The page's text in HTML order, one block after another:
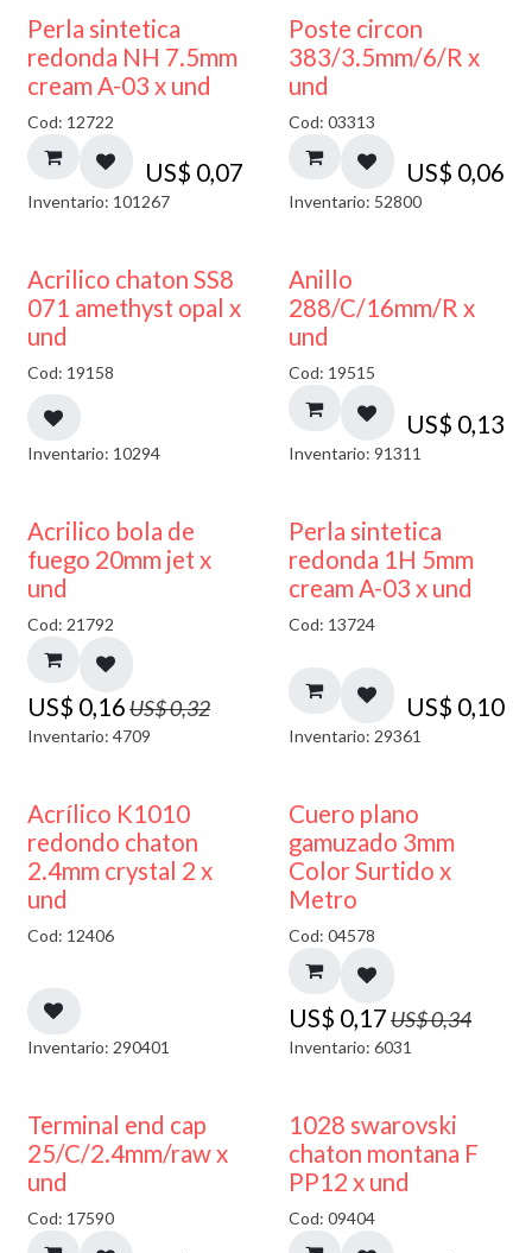
Perla sintetica
redonda NH 7.5mm
cream A-03 x und
Cod: 12722
US$ 0,07
Inventario: 101267
Poste circon
383/3.5mm/6/R x
und
Cod: 03313
US$ 0,06
Inventario: 52800
50% DESCUENTO
Acrilico chaton SS8
071 amethyst opal x
und
Cod: 19158
Inventario: 10294
Anillo
288/C/16mm/R x
und
Cod: 19515
US$ 0,13
Inventario: 91311
50% DESCUENTO
Acrilico bola de
fuego 20mm jet x
und
Cod: 21792
US$ 0,16US$0,32
Inventario: 4709
Perla sintetica
redonda 1H 5mm
cream A-03 x und
Cod: 13724
US$ 0,10
Inventario: 29361
50% DESCUENTO
Acrílico K1010
redondo chaton
2.4mm crystal 2 x
und
Cod: 12406
Inventario: 290401
50% DESCUENTO
Cuero plano
gamuzado 3mm
Color Surtido x
Metro
Cod: 04578
US$ 0,17US$0,34
Inventario: 6031
Terminal end cap
25/C/2.4mm/raw x
und
Cod: 17590
1028 swarovski
chaton montana F
PP12 x und
Cod: 09404